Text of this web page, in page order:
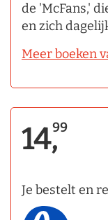
de 'McFans,'
en zich
Meer boeken
14,99
Je bestelt en